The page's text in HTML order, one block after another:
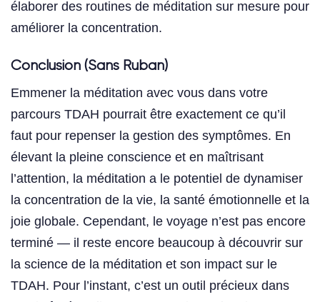
élaborer des routines de méditation sur mesure pour
améliorer la concentration.
Conclusion (Sans Ruban)
Emmener la méditation avec vous dans votre
parcours TDAH pourrait être exactement ce qu’il
faut pour repenser la gestion des symptômes. En
élevant la pleine conscience et en maîtrisant
l’attention, la méditation a le potentiel de dynamiser
la concentration de la vie, la santé émotionnelle et la
joie globale. Cependant, le voyage n’est pas encore
terminé — il reste encore beaucoup à découvrir sur
la science de la méditation et son impact sur le
TDAH. Pour l’instant, c’est un outil précieux dans